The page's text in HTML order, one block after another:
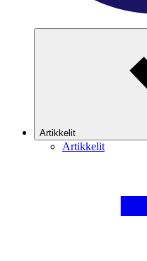
Artikkelit
Artikkelit